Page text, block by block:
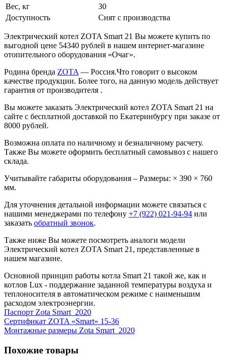
Вес, кг
30
Доступность
Снят с производства
Электрический котел ZOTA Smart 21 Вы можете купить по
выгодной цене 54340 рублей в нашем интернет-магазине
отопительного оборудования «Очаг».
Родина бренда ZOTA — Россия.Что говорит о высоком
качестве продукции. Более того, на данную модель действует
гарантия от производителя .
Вы можете заказать Электрический котел ZOTA Smart 21 на
сайте с бесплатной доставкой по Екатеринбургу при заказе от
8000 рублей.
Возможна оплата по наличному и безналичному расчету.
Также Вы можете оформить бесплатный самовывоз с нашего
склада.
Учитывайте габариты оборудования – Размеры: × 390 × 760
мм.
Для уточнения детальной информации можете связаться с
нашими менеджерами по телефону +7 (922) 021-94-94 или
заказать обратный звонок.
Также ниже Вы можете посмотреть аналоги модели
Электрический котел ZOTA Smart 21, представленные в
нашем магазине.
Основной принцип работы котла Smart 21 такой же, как и
котлов Lux - поддержание заданной температуры воздуха и
теплоносителя в автоматическом режиме с наименьшим
расходом электроэнергии.
Паспорт Zota Smart_2020
Сертификат ZOTA «Smart» 15-36
Монтажные размеры Zota Smart_2020
Похожие товары